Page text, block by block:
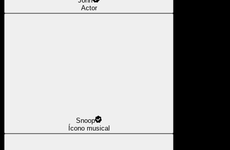
Actor
Snoop
Ícono musical